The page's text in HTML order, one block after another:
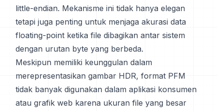
little-endian. Mekanisme ini tidak hanya elegan
tetapi juga penting untuk menjaga akurasi data
floating-point ketika file dibagikan antar sistem
dengan urutan byte yang berbeda.
Meskipun memiliki keunggulan dalam
merepresentasikan gambar HDR, format PFM
tidak banyak digunakan dalam aplikasi konsumen
atau grafik web karena ukuran file yang besar